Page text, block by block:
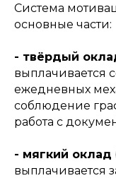
Система
основные части:
- твёрдый
выплачивается
ежедневных
соблюдение
работа с
- мягкий оклад
выплачивается